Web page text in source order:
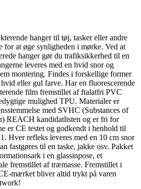
hanger til tøj, tasker eller andre
for at øge synligheden i mørke. Ved at
hanger gør du trafiksikkerhed til en
leveres med en hvid snor og
montering. Findes i forskellige former
eller gul farve. Har en fluorescerende
film fremstillet af ftalatfri PVC
mulighed TPU. Materialer er
med SVHC (Substances of
REACH kandidatlisten og er fri for
er CE testet og godkendt i henhold til
Hver refleks leveres med en 10 cm snor
fastgøres til en taske, jakke osv. Pakket
i en glassinpose, et
fremstillet af træmasse. Fremstillet i
mærket bliver altid trykt på varen